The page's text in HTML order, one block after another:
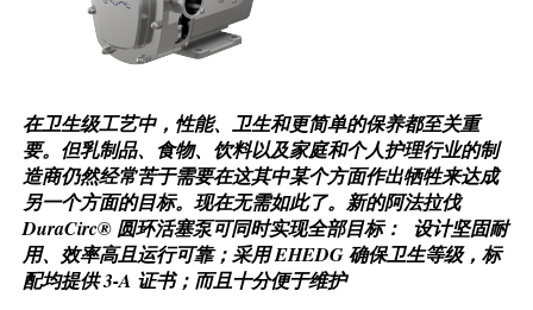
在卫生级工艺中，性能、卫生和更简单的保养都至关重
要。但乳制品、食物、饮料以及家庭和个人护理行业的制
造商仍然经常苦于需要在这其中某个方面作出牺牲来达成
另一个方面的目标。现在无需如此了。新的阿法拉伐
DuraCirc® 圆环活塞泵可同时实现全部目标： 设计坚固耐
用、效率高且运行可靠；采用 EHEDG 确保卫生等级，标
配均提供 3-A 证书；而且十分便于维护